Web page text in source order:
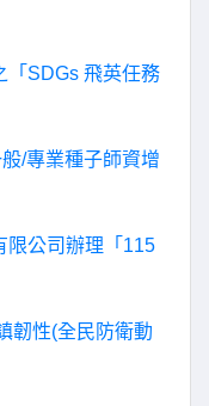
「SDGs 飛英任務
/專業種子師資增
限公司辦理「115
韌性(全民防衛動